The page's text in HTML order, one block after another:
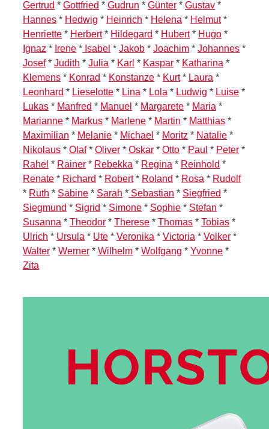
Gertrud * Gottfried * Gudrun * Günter * Gustav *
Hannes * Hedwig * Heinrich * Helena * Helmut*
Henriette * Herbert* Hildegard * Hubert* Hugo *
Ignaz * Irene * Isabel * Jakob * Joachim * Johannes *
Josef* Judith * Julia * Karl * Kaspar * Katharina *
Klemens * Konrad * Konstanze * Kurt* Laura *
Leonhard * Lieselotte * Lina * Lola * Ludwig * Luise *
Lukas * Manfred * Manuel * Margarete * Maria *
Marianne * Markus * Marlene * Martin * Matthias *
Maximilian * Melanie * Michael * Moritz * Natalie *
Nikolaus * Olaf* Oliver * Oskar * Otto * Paul * Peter *
Rahel * Rainer * Rebekka * Regina * Reinhold *
Renate * Richard * Robert* Roland * Rosa * Rudolf
* Ruth * Sabine * Sarah * Sebastian * Siegfried *
Siegmund * Sigrid * Simone * Sophie * Stefan *
Susanna * Theodor * Therese * Thomas * Tobias *
Ulrich * Ursula * Ute * Veronika * Victoria * Volker *
Walter * Werner * Wilhelm * Wolfgang * Yvonne *
Zita